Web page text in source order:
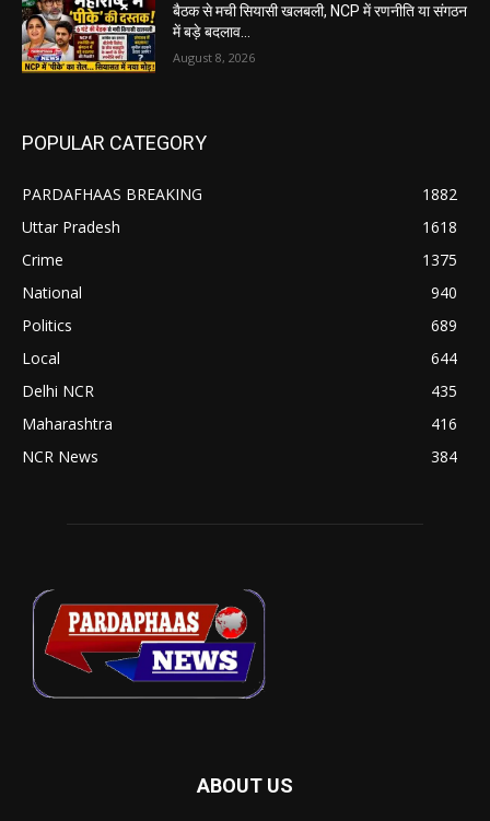
बैठक से मची सियासी खलबली, NCP में रणनीति या संगठन
में बड़े बदलाव...
August 8, 2026
POPULAR CATEGORY
PARDAFHAAS BREAKING
1882
Uttar Pradesh
1618
Crime
1375
National
940
Politics
689
Local
644
Delhi NCR
435
Maharashtra
416
NCR News
384
ABOUT US